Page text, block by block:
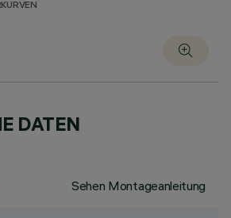
DATEN
Sehen Montageanleitung